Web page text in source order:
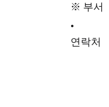
※ 부서
•
연락처